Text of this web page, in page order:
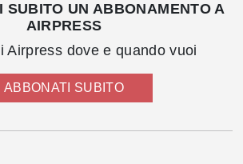
SUBITO UN ABBONAMENTO A
AIRPRESS
Airpress dove e quando vuoi
ABBONATI SUBITO